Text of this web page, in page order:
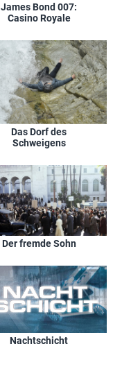
James Bond 007:
Casino Royale
Das Dorf des
Schweigens
Der fremde Sohn
Nachtschicht